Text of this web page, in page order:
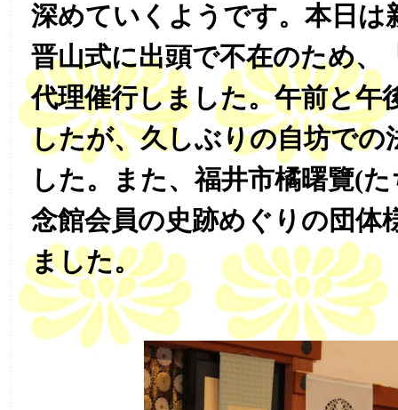
深めていくようです。本日は
晋山式に出頭で不在のため、
代理催行しました。午前と午
したが、久しぶりの自坊での
した。また、福井市橘曙覽(
念館会員の史跡めぐりの団体
ました。